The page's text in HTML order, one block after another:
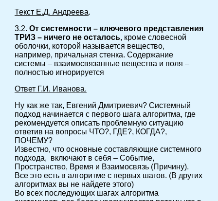
Текст Е.Д. Андреева.
3.2. От системности – ключевого представления
ТРИЗ – ничего не осталось, кроме словесной
оболочки, которой называется вещество,
например, причальная стенка. Содержание
системы – взаимосвязанные вещества и поля –
полностью игнорируется
Ответ Г.И. Иванова.
Ну как же так, Евгений Дмитриевич? Системный
подход начинается с первого шага алгоритма, где
рекомендуется описать проблемную ситуацию
ответив на вопросы ЧТО?, ГДЕ?, КОГДА?,
ПОЧЕМУ?
Известно, что основные составляющие системного
подхода, включают в себя – Событие,
Пространство, Время и Взаимосвязь (Причину).
Все это есть в алгоритме с первых шагов. (В других
алгоритмах вы не найдете этого)
Во всех последующих шагах алгоритма